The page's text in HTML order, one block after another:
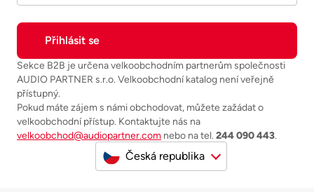
Sekce B2B je určena velkoobchodním partnerům společnosti
AUDIO PARTNER s.r.o. Velkoobchodní katalog není veřejně
přístupný.
Pokud máte zájem s námi obchodovat, můžete zažádat o
velkoobchodní přístup. Kontaktujte nás na
velkoobchod@audiopartner.com nebo na tel. 244 090 443.
Česká republika